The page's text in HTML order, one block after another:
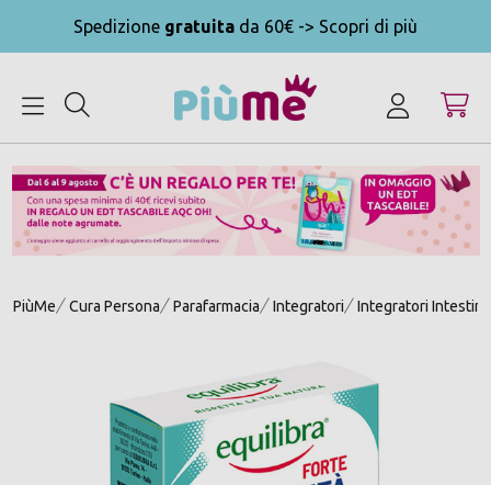
Spedizione gratuita da 60€ -> Scopri di più
PiùMe Cura Persona Parafarmacia Integratori Integratori Intestino